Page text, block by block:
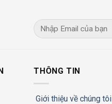
THÔNG TIN
Giới thiệu về chúng tôi